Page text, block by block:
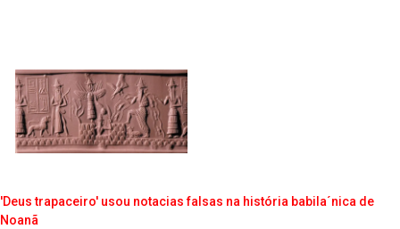
'Deus trapaceiro' usou nota­cias falsas na história babila´nica de
Noanã